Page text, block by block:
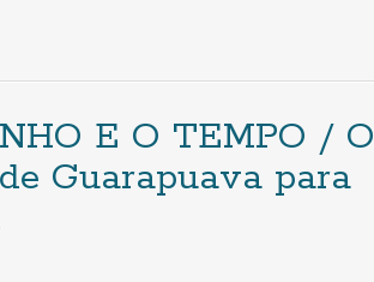
E O TEMPO / O
Guarapuava para